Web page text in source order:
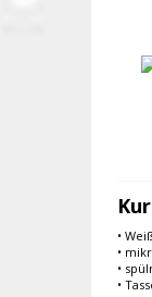
•
•
•
•